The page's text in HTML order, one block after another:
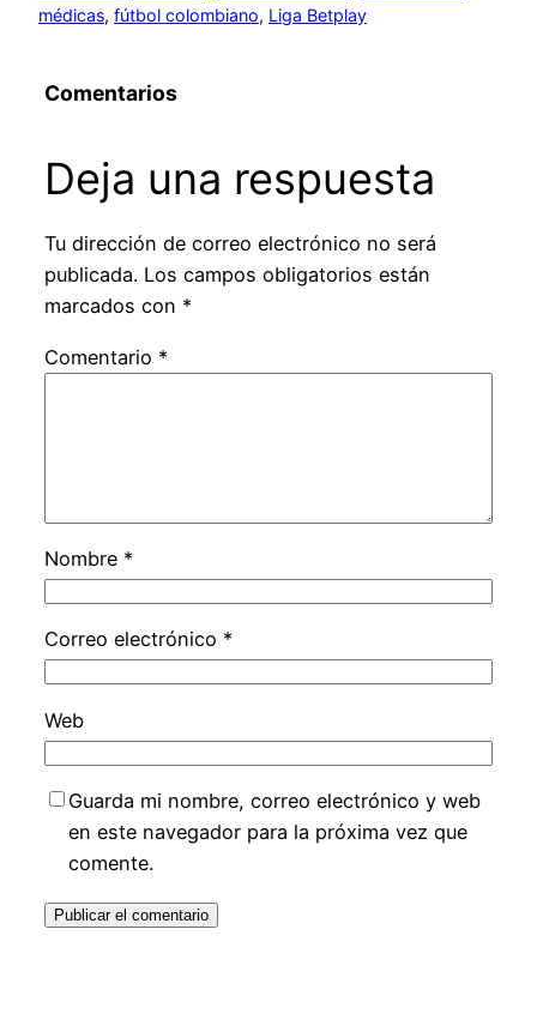
médicas, fútbol colombiano, Liga Betplay
Comentarios
Deja una respuesta
Tu dirección de correo electrónico no será
publicada. Los campos obligatorios están
marcados con *
Comentario *
Nombre *
Correo electrónico *
Web
Guarda mi nombre, correo electrónico y web
en este navegador para la próxima vez que
comente.